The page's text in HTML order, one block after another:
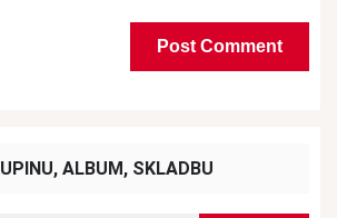
ALBUM, SKLADBU